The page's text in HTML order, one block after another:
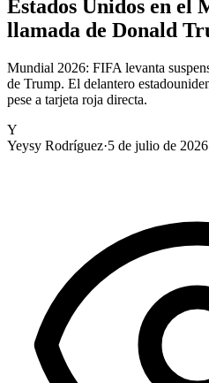
Estados Unidos en el
llamada de Donald
Mundial 2026: FIFA levanta
de Trump. El delantero
pese a tarjeta roja directa.
Y
Yeysy Rodríguez·5 de julio de 2026